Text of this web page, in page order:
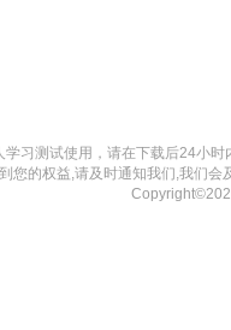
学习测试使用，请在下载后24小
您的权益,请及时通知我们,我们